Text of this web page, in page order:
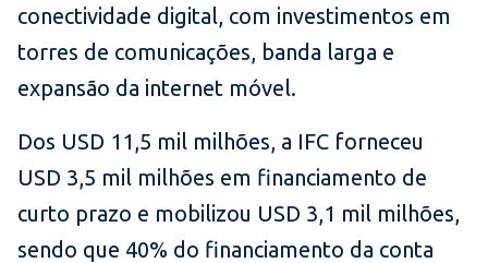
conectividade digital, com investimentos em
torres de comunicações, banda larga e
expansão da internet móvel.
Dos USD 11,5 mil milhões, a IFC forneceu
USD 3,5 mil milhões em financiamento de
curto prazo e mobilizou USD 3,1 mil milhões,
sendo que 40% do financiamento da conta